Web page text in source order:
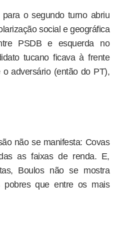
o segundo turno abriu
social e geográfica
PSDB e esquerda no
tucano ficava à frente
adversário (então do PT),
não se manifesta: Covas
as faixas de renda. E,
Boulos não se mostra
que entre os mais